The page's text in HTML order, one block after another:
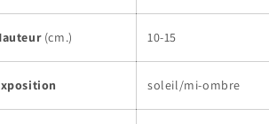
(cm.) 10-15
soleil/mi-ombre